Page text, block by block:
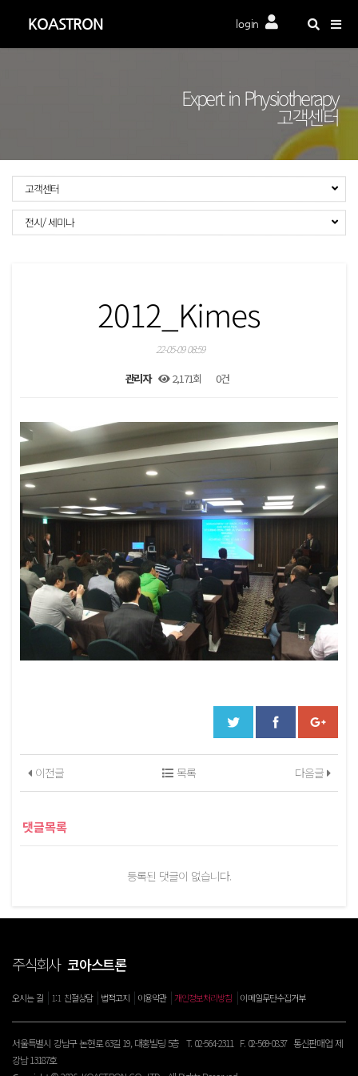
KOASTRON login
Expert in Physiotherapy
고객센터
고객센터
전시/ 세미나
2012_Kimes
22-05-09 08:59
관리자 2,171회 0건
본문
이전글 다음글
목록
댓글목록
등록된 댓글이 없습니다.
주식회사코아스트론
오시는 길 1:1 친절상담 법적고지 이용약관 개인정보처리방침 이메일무단수집거부
서울특별시 강남구 논현로 63길 19, 대홍빌딩 5층 T. 02-564-2311 F. 02-569-0837 통신판매업 제
강남 13187호